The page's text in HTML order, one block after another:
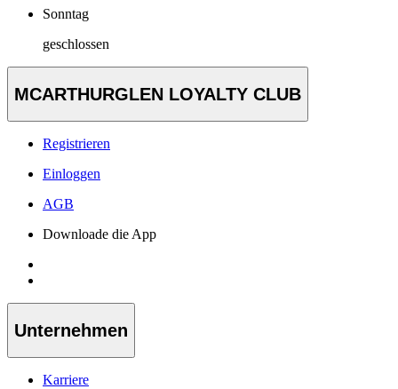
Sonntag
geschlossen
MCARTHURGLEN LOYALTY CLUB
Registrieren
Einloggen
AGB
Downloade die App
Unternehmen
Karriere